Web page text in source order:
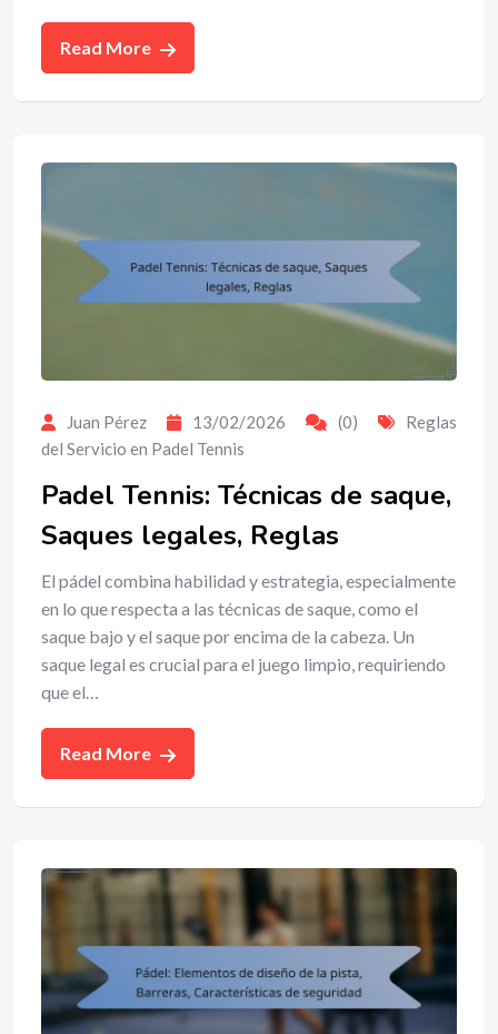
Read More
Juan Pérez 13/02/2026 (0)
Reglas
del Servicio en Padel Tennis
Padel Tennis: Técnicas de saque,
Saques legales, Reglas
El pádel combina habilidad y estrategia, especialmente
en lo que respecta a las técnicas de saque, como el
saque bajo y el saque por encima de la cabeza. Un
saque legal es crucial para el juego limpio, requiriendo
que el…
Read More